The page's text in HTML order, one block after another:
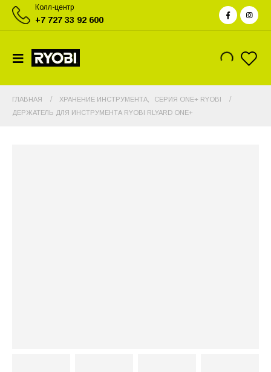
Колл-центр
+7 727 33 92 600
ГЛАВНАЯ ХРАНЕНИЕ ИНСТРУМЕНТА
СЕРИЯ ONE+ RYOBI
ДЕРЖАТЕЛЬ ДЛЯ ИНСТРУМЕНТА RYOBI RLYARD ONE+